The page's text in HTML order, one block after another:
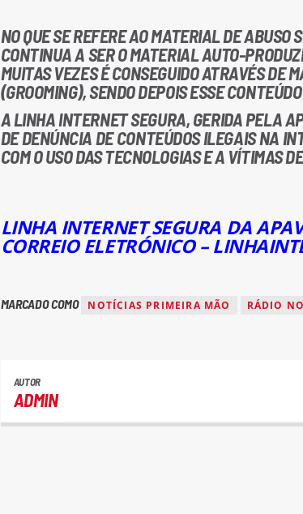
NO QUE SE REFERE AO MATERIAL DE ABUSO
CONTINUA A SER O MATERIAL AUTO-
MUITAS VEZES É CONSEGUIDO ATRAVÉS DE
(GROOMING), SENDO DEPOIS ESSE
A LINHA INTERNET SEGURA, GERIDA PELA
DE DENÚNCIA DE CONTEÚDOS ILEGAIS NA
COM O USO DAS TECNOLOGIAS E A VÍTIMAS
LINHA INTERNET SEGURA DA
CORREIO ELETRÓNICO –
MARCADO COMO NOTÍCIAS PRIMEIRA MÃO RÁDIO
AUTOR
ADMIN